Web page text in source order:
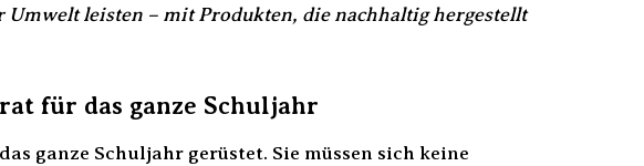
leisten – mit Produkten, die nachhaltig hergestellt
für das ganze Schuljahr
ganze Schuljahr gerüstet. Sie müssen sich keine